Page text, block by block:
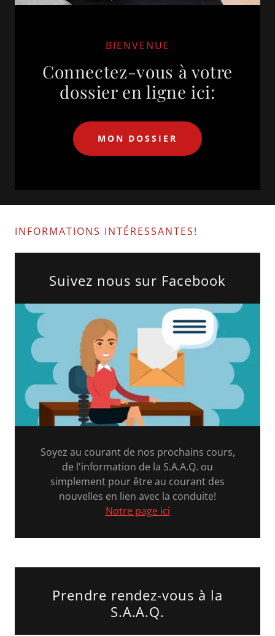
BIENVENUE
Connectez-vous à votre
dossier en ligne ici:
MON DOSSIER
INFORMATIONS INTÉRESSANTES!
Suivez nous sur Facebook
Soyez au courant de nos prochains cours,
de l'information de la S.A.A.Q. ou
simplement pour être au courant des
nouvelles en lien avec la conduite!
Notre page ici
Prendre rendez-vous à la
S.A.A.Q.